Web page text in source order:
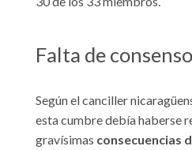
Falta de
Según el canciller
esta cumbre debía haberse
gravísimas consecuencias